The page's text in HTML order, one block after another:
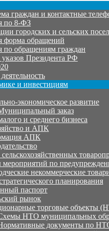
граждан и контактные
по 8-ФЗ
городских и сельских
форма обращений
обращениям граждан
Президента РФ
и инвестициям
экономическое развитие
заказ
и среднего бизнеса
и АПК
АПК
сельскохозяйственных
по
некоммерческие
планирования
паспорт
рынок
торговые объекты
НТО муниципальных
документы по